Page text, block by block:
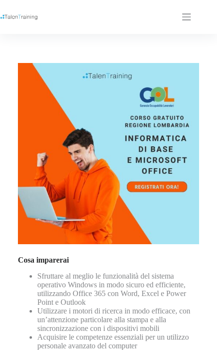
Cosa imparerai
Sfruttare al meglio le funzionalità del sistema
operativo Windows in modo sicuro ed efficiente,
utilizzando Office 365 con Word, Excel e Power
Point e Outlook
Utilizzare i motori di ricerca in modo efficace, con
un’attenzione particolare alla stampa e alla
sincronizzazione con i dispositivi mobili
Acquisire le competenze essenziali per un utilizzo
personale avanzato del computer